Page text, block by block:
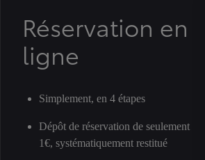
Réservation en
ligne
Simplement, en 4 étapes
Dépôt de réservation de seulement
1€, systématiquement restitué